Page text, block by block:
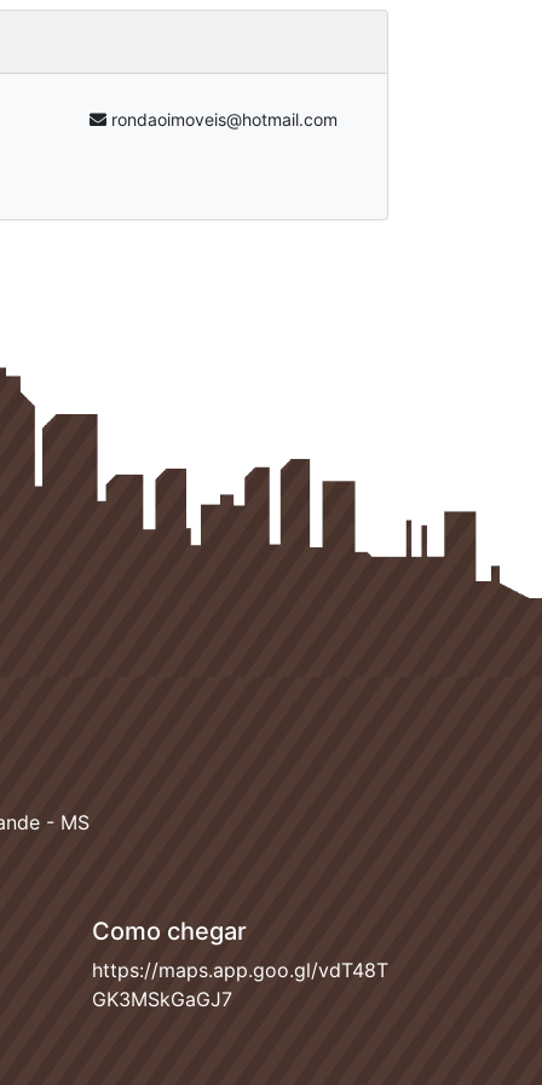
rondaoimoveis@hotmail.com
- MS
Como chegar
https://maps.app.goo.gl/vdT48T
GK3MSkGaGJ7